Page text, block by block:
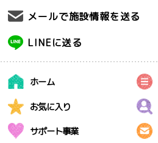
メールで施設情報を送る
LINEに送る
ホーム
お気に入り
サポート事業